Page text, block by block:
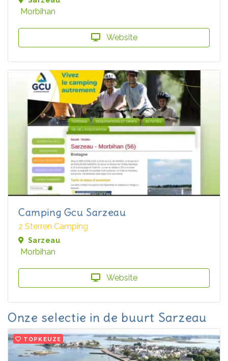
Morbihan
Website
Camping Gcu Sarzeau
2 Sterren Camping
Sarzeau
Morbihan
Website
Onze selectie in de buurt Sarzeau
TOPKEUZE